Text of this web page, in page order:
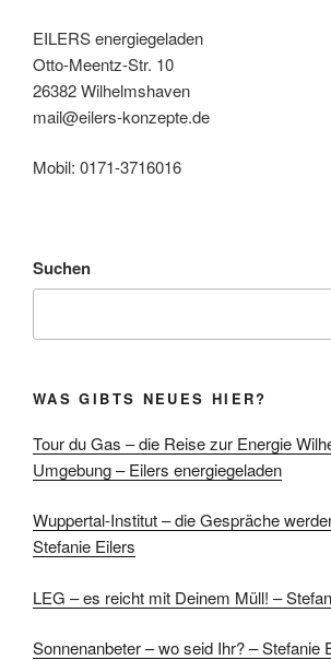
EILERS energiegeladen
Otto-Meentz-Str. 10
26382 Wilhelmshaven
mail@eilers-konzepte.de
Mobil: 0171-3716016
Suchen
WAS GIBTS NEUES HIER?
Tour du Gas – die Reise zur Energie
Umgebung – Eilers energiegeladen
Wuppertal-Institut – die Gespräche
Stefanie Eilers
LEG – es reicht mit Deinem Müll! –
Sonnenanbeter – wo seid Ihr? – Stefanie